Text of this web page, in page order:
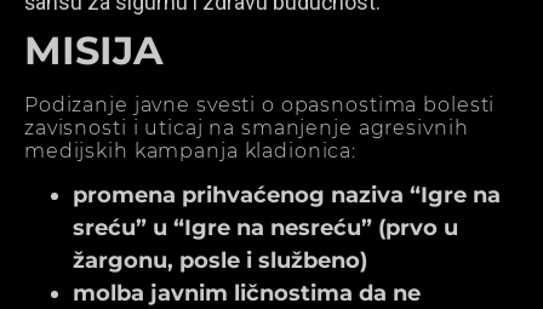
MISIJA
Podizanje javne svesti o opasnostima bolesti
zavisnosti i uticaj na smanjenje agresivnih
medijskih kampanja kladionica:
promena prihvaćenog naziva “Igre na
sreću” u “Igre na nesreću” (prvo u
žargonu, posle i službeno)
molba javnim ličnostima da ne